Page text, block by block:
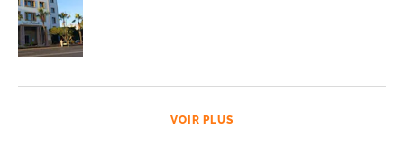
VOIR PLUS